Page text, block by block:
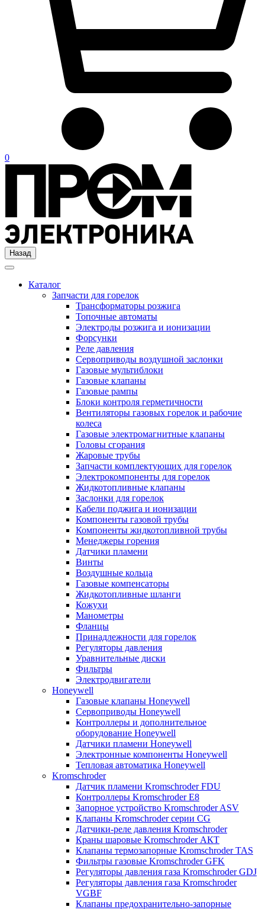
0
Назад
Каталог
Запчасти для горелок
Трансформаторы розжига
Топочные автоматы
Электроды розжига и ионизации
Форсунки
Реле давления
Сервоприводы воздушной заслонки
Газовые мультиблоки
Газовые клапаны
Газовые рампы
Блоки контроля герметичности
Вентиляторы газовых горелок и рабочие
колеса
Газовые электромагнитные клапаны
Головы сгорания
Жаровые трубы
Запчасти комплектующих для горелок
Электрокомпоненты для горелок
Жидкотопливные клапаны
Заслонки для горелок
Кабели поджига и ионизации
Компоненты газовой трубы
Компоненты жидкотопливной трубы
Менеджеры горения
Датчики пламени
Винты
Воздушные кольца
Газовые компенсаторы
Жидкотопливные шланги
Кожухи
Манометры
Фланцы
Принадлежности для горелок
Регуляторы давления
Уравнительные диски
Фильтры
Электродвигатели
Honeywell
Газовые клапаны Honeywell
Сервоприводы Honeywell
Контроллеры и дополнительное
оборудование Honeywell
Датчики пламени Honeywell
Электронные компоненты Honeywell
Тепловая автоматика Honeywell
Kromschroder
Датчик пламени Kromschroder FDU
Контроллеры Kromschroder E8
Запорное устройство Kromschroder ASV
Клапаны Kromschroder серии CG
Датчики-реле давления Kromschroder
Краны шаровые Kromschroder АКТ
Клапаны термозапорные Kromschroder TAS
Фильтры газовые Kromschroder GFK
Регуляторы давления газа Kromschroder GDJ
Регуляторы давления газа Kromschroder
VGBF
Клапаны предохранительно-запорные